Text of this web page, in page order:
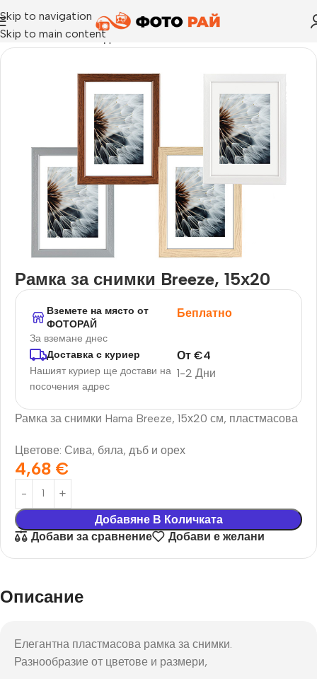
Skip to navigation
Skip to main content
Начало›Рамка за една снимка
Рамка за снимки Breeze, 15х20
Вземете на място от
ФОТОРАЙ
За вземане днес
Беплатно
Доставка с куриер
Нашият куриер ще достави на
посочения адрес
1-2 Дни
От€4
Рамка за снимки Hama Breeze, 15х20 см, пластмасова
Цветове: Сива, бяла, дъб и орех
4,68 €
Добавяне В Количката
Добави за сравнение
Добави е желани
Описание
Елегантна пластмасова рамка за снимки.
Разнообразие от цветове и размери,